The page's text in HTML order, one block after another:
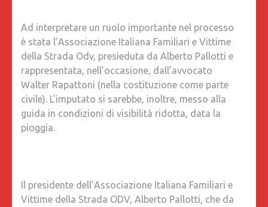
Ad interpretare un ruolo importante nel processo
è stata l’Associazione Italiana Familiari e Vittime
della Strada Odv, presieduta da Alberto Pallotti e
rappresentata, nell’occasione, dall’avvocato
Walter Rapattoni (nella costituzione come parte
civile). L’imputato si sarebbe, inoltre, messo alla
guida in condizioni di visibilità ridotta, data la
pioggia.
Il presidente dell’Associazione Italiana Familiari e
Vittime della Strada ODV, Alberto Pallotti, che da